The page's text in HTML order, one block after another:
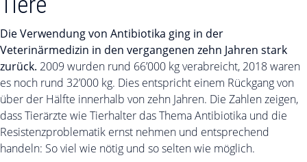
Die Verwendung von Antibiotika ging in der
Veterinärmedizin in den vergangenen zehn Jahren stark
zurück. 2009 wurden rund 66’000 kg verabreicht, 2018 waren
es noch rund 32’000 kg. Dies entspricht einem Rückgang von
über der Hälfte innerhalb von zehn Jahren. Die Zahlen zeigen,
dass Tierärzte wie Tierhalter das Thema Antibiotika und die
Resistenzproblematik ernst nehmen und entsprechend
handeln: So viel wie nötig und so selten wie möglich.